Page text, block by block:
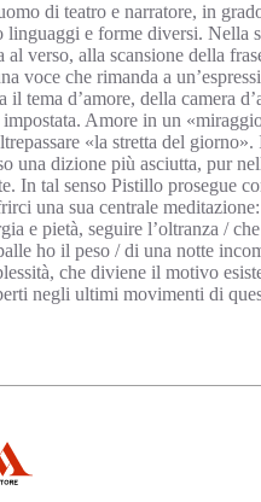
di teatro e narratore, in
e forme diversi. Nella
al verso, alla scansione della
voce che rimanda a
tema d’amore, della camera
Amore in un
«la stretta del giorno».
una dizione più asciutta, pur
In tal senso Pistillo prosegue
una sua centrale
e pietà, seguire l’oltranza /
ho il peso / di una notte
che diviene il motivo
negli ultimi movimenti di